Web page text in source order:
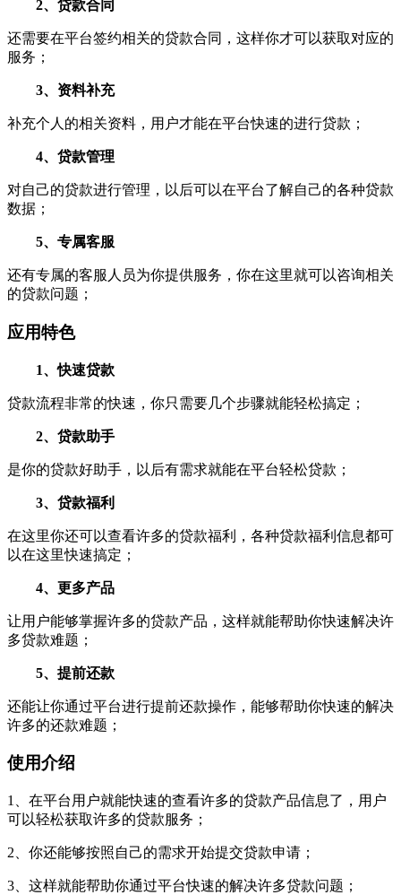
2、贷款合同
还需要在平台签约相关的贷款合同，这样你才可以获取对应的
服务；
3、资料补充
补充个人的相关资料，用户才能在平台快速的进行贷款；
4、贷款管理
对自己的贷款进行管理，以后可以在平台了解自己的各种贷款
数据；
5、专属客服
还有专属的客服人员为你提供服务，你在这里就可以咨询相关
的贷款问题；
应用特色
1、快速贷款
贷款流程非常的快速，你只需要几个步骤就能轻松搞定；
2、贷款助手
是你的贷款好助手，以后有需求就能在平台轻松贷款；
3、贷款福利
在这里你还可以查看许多的贷款福利，各种贷款福利信息都可
以在这里快速搞定；
4、更多产品
让用户能够掌握许多的贷款产品，这样就能帮助你快速解决许
多贷款难题；
5、提前还款
还能让你通过平台进行提前还款操作，能够帮助你快速的解决
许多的还款难题；
使用介绍
1、在平台用户就能快速的查看许多的贷款产品信息了，用户
可以轻松获取许多的贷款服务；
2、你还能够按照自己的需求开始提交贷款申请；
3、这样就能帮助你通过平台快速的解决许多贷款问题；